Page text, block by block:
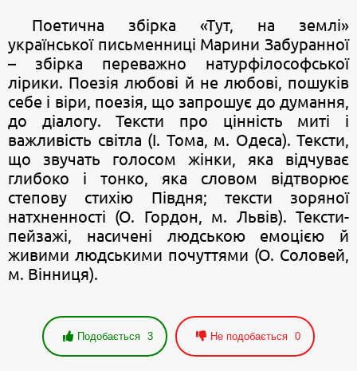
Поетична збірка «Тут, на землі»
української письменниці Марини Забуранної
– збірка переважно натурфілософської
лірики. Поезія любові й не любові, пошуків
себе і віри, поезія, що запрошує до думання,
до діалогу. Тексти про цінність миті і
важливість світла (І. Тома, м. Одеса). Тексти,
що звучать голосом жінки, яка відчуває
глибоко і тонко, яка словом відтворює
степову стихію Півдня; тексти зоряної
натхненності (О. Гордон, м. Львів). Тексти-
пейзажі, насичені людською емоцією й
живими людськими почуттями (О. Соловей,
м. Вінниця).
Подобається 3 Не подобається 0